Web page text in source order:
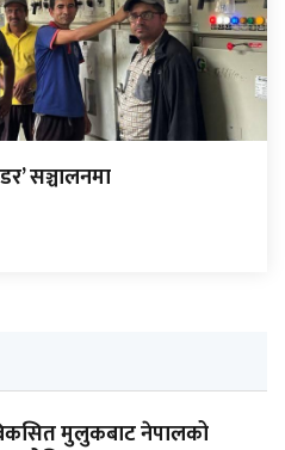
सञ्चालनमा
मुलुकबाट नेपालको